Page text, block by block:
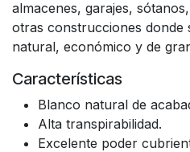
almacenes, garajes,
otras construcciones donde
natural, económico y de
Características
Blanco natural de
Alta transpirabilidad.
Excelente poder